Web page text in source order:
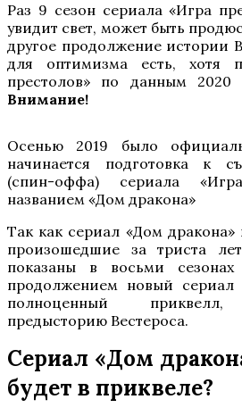
Раз 9 сезон сериала «Игра
увидит свет, может быть
другое продолжение истории
для оптимизма есть, хотя
престолов» по данным
Внимание!
Осенью 2019 было
начинается подготовка к
(спин-оффа) сериала
названием «Дом дракона»
Так как сериал «Дом дракона»
произошедшие за триста
показаны в восьми сезонах
продолжением новый сериал
полноценный приквелл,
предысторию Вестероса.
Сериал «Дом
будет в приквеле?